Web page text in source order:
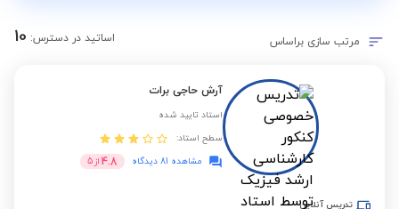
مرتب سازی براساس اساتید در دسترس: 10
آرش حاجی برات
استاد تایید شده
سطح استاد:
مشاهده 81 دیدگاه
4.8 از 5
تدریس آنلاین